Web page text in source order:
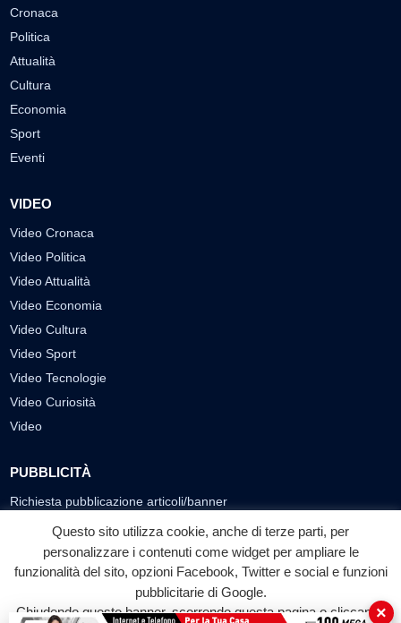
Cronaca
Politica
Attualità
Cultura
Economia
Sport
Eventi
VIDEO
Video Cronaca
Video Politica
Video Attualità
Video Economia
Video Cultura
Video Sport
Video Tecnologie
Video Curiosità
Video
PUBBLICITÀ
Richiesta pubblicazione articoli/banner
SEGUICI SUI SOCIAL
f
Facebook
◎ ▶
YouTube
Questo sito utilizza cookie, anche di terze parti, per
personalizzare i contenuti come widget per ampliare le
funzionalità del sito, opzioni Facebook, Twitter e social e funzioni
pubblicitarie di Google.
Chiudendo questo banner, scorrendo questa pagina o cliccando
×